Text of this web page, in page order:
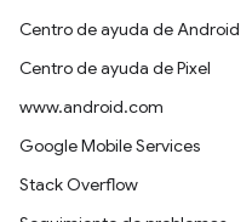
Centro de ayuda de Android
Centro de ayuda de Pixel
www.android.com
Google Mobile Services
Stack Overflow